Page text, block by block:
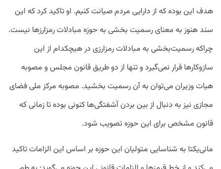
هدف این بوده که از دارایی مردم صیانت کنیم. او تاکید کرد که این
سند هنوز به معنای رسمیت بخشی به حوزه مبادلات رمزارزها نیست.
چراکه رسمیت‌بخشی به مبادلات رمزارزی در هیچکدام از این
سازوکارها قرار نمی‌گیرد و تنها از دو طریق قانون مجلس و مصوبه
هیات وزیران می‌توان به آن رسمیت بخشید. مصوبه مرکز ملی فضای
مجازی نیز به دنبال از بین بردن آشفتگی‌ها کنونی بوده تا زمانی که
قانون مشخص برای این حوزه تصویب شود.
مانی‌یکتا به شناسایی متولیان این حوزه بر اساس این الزامات تاکید